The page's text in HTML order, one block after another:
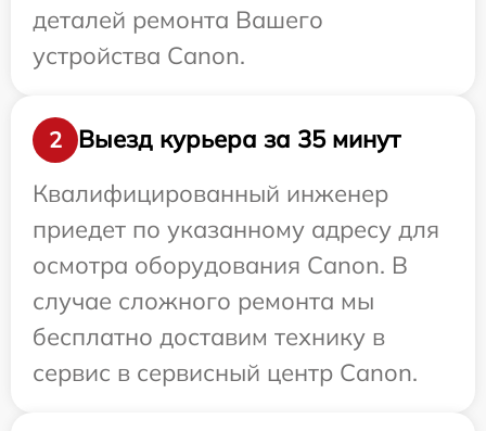
деталей ремонта Вашего
устройства Canon.
2
Выезд курьера за 35 минут
Квалифицированный инженер
приедет по указанному адресу для
осмотра оборудования Canon. В
случае сложного ремонта мы
бесплатно доставим технику в
сервис в сервисный центр Canon.